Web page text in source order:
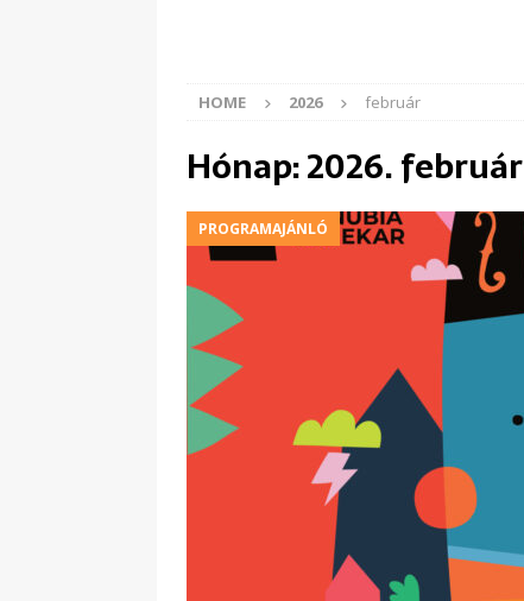
HOME 2026 február
Hónap:2026. február
PROGRAMAJÁNLÓ